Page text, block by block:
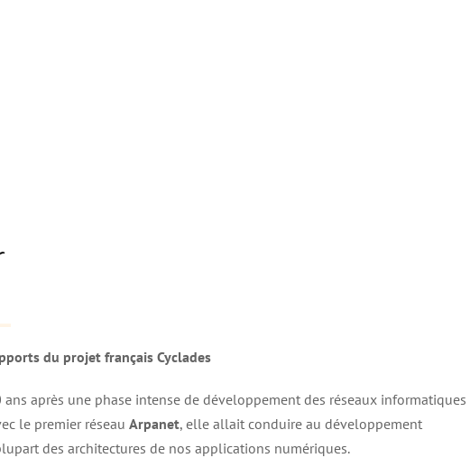
du projet français Cyclades
après une phase intense de développement des réseaux informatiques
le premier réseau Arpanet, elle allait conduire au développement
des architectures de nos applications numériques.